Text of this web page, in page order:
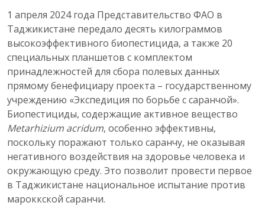
1 апреля 2024 года Представительство ФАО в
Таджикистане передало десять килограммов
высокоэффективного биопестицида, а также 20
специальных планшетов с комплектом
принадлежностей для сбора полевых данных
прямому бенефициару проекта – государственному
учреждению «Экспедиция по борьбе с саранчой».
Биопестициды, содержащие активное вещество
Metarhizium acridum, особенно эффективны,
поскольку поражают только саранчу, не оказывая
негативного воздействия на здоровье человека и
окружающую среду. Это позволит провести первое
в Таджикистане национальное испытание против
мароккской саранчи.